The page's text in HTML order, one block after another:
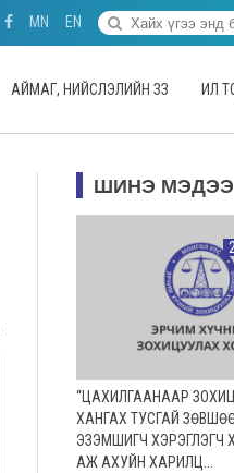
MN EN
АЙМАГ, НИЙСЛЭЛИЙН ЗЗ ИЛ
ШИНЭ МЭДЭЭ
“ЦАХИЛГААНААР
ХАНГАХ ТУСГАЙ
ЭЗЭМШИГЧ ХЭРЭГЛЭГЧ
АЖ АХУЙН ХАРИЛЦ...